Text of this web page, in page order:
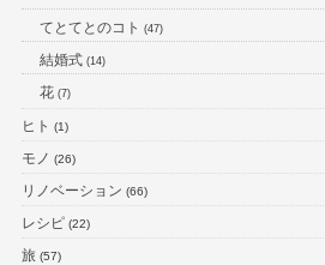
てとてとのコト (47)
結婚式(14)
花(7)
ヒト (1)
モノ (26)
リノベーション (66)
レシピ(22)
旅 (57)